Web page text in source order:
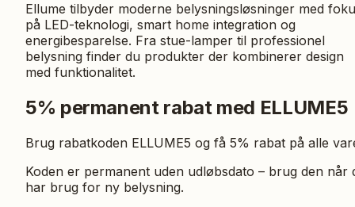
Ellume tilbyder moderne belysningsløsninger med
på LED-teknologi, smart home integration og
energibesparelse. Fra stue-lamper til professionel
belysning finder du produkter der kombinerer design
med funktionalitet.
5% permanent rabat med ELLUME5
Brug rabatkoden ELLUME5 og få 5% rabat på alle
Koden er permanent uden udløbsdato – brug den når
har brug for ny belysning.